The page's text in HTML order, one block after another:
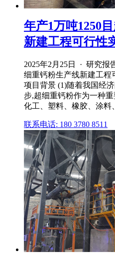
年产1万吨1250
新建工程可行性
2025年2月25日 · 研究报
细重钙粉生产线新建工程
项目背景 (1)随着我国经
步,超细重钙粉作为一种重
化工、塑料、橡胶、涂料
联系电话: 180 3780 8511